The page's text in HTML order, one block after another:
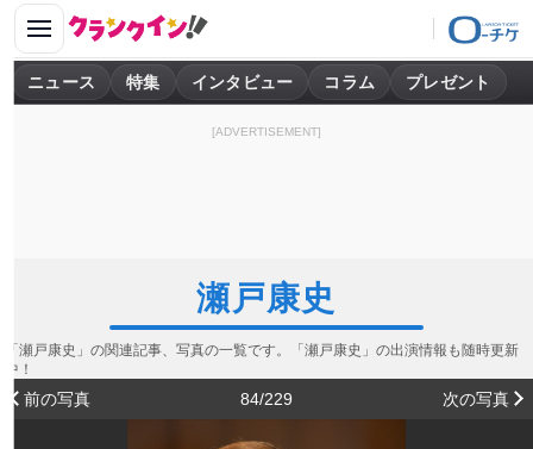
ニュース 特集 インタビュー コラム プレゼント
[ADVERTISEMENT]
瀬戸康史
「瀬戸康史」の関連記事、写真の一覧です。「瀬戸康史」の出演情報も随時更新
中！
前の写真 84/229 次の写真